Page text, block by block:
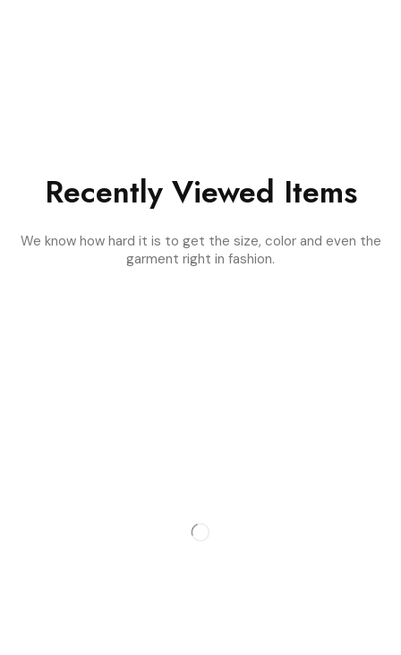
Recently Viewed Items
We know how hard it is to get the size, color and even the
garment right in fashion.